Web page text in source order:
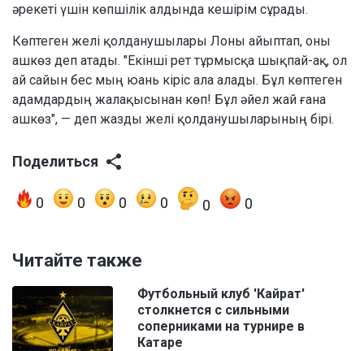
әрекеті үшін көпшілік алдында кешірім сұрады.
Көптеген желі қолданушылары Лоны айыптап, оны
ашкөз деп атады. "Екінші рет тұрмысқа шықпай-ақ, ол
ай сайын бес мың юань кіріс ала алады. Бұл көптеген
адамдардың жалақысынан көп! Бұл әйел жай ғана
ашкөз", — деп жазды желі қолданушыларының бірі.
Поделиться
0 0 0 0 0 0
Читайте также
Футбольный клуб 'Кайрат'
столкнется с сильными
соперниками на турнире в
Катаре